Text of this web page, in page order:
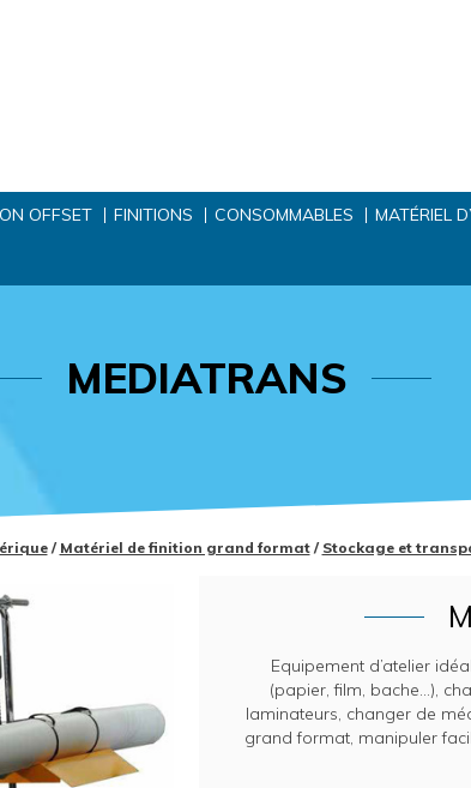
OFFSET FINITIONS CONSOMMABLES MATÉRIEL
MEDIATRANS
/ Matériel de finition grand format/ Stockage et
Equipement d’atelier
(papier, film, bache…),
laminateurs, changer de
grand format, manipuler